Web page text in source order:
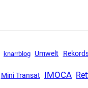
knarrblog Umwelt
Mini Transat IMOCA